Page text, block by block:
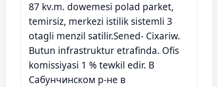
87 kv.m. dowemesi polad parket,
temirsiz, merkezi istilik sistemli 3
otagli menzil satilir.Sened- Cixariw.
Butun infrastruktur etrafinda. Ofis
komissiyasi 1 % tewkil edir. В
Сабунчинском р-не в